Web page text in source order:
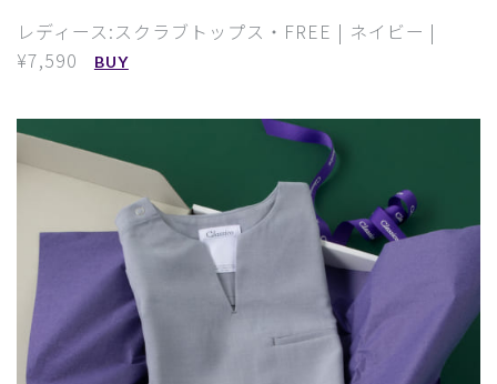
レディース:スクラブトップス・FREE | ネイビー |
¥7,590
BUY